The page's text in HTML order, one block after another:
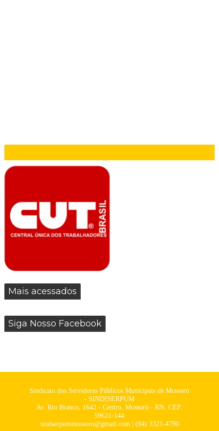
Mais acessados
Siga Nosso Facebook
Sindicato dos Servidores Públicos Municipais de Mossoró
- SINDISERPUM
Av. Rio Branco, 1642 - Centro, Mossoró - RN, CEP:
59621-144
sindserpummossoro@gmail.com | (84) 3321-4790